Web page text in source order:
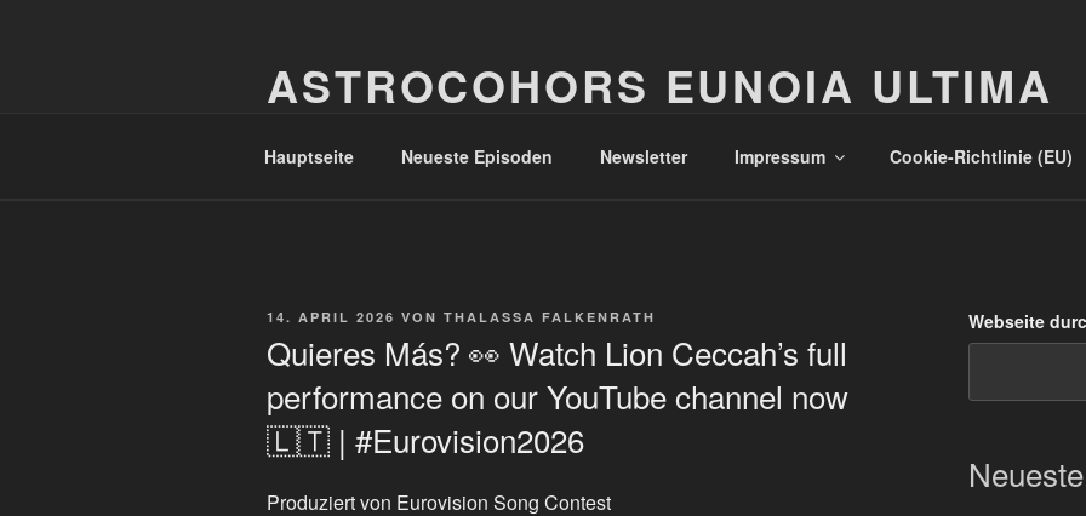
ASTROCOHORS EUNOIA ULTIMA
Hauptseite Neueste Episoden Newsletter Impressum Cookie-Richtlinie (EU)
VERÖFFENTLICHT
14. APRIL 2026 VON THALASSA FALKENRATH
Quieres Más? 👀 Watch Lion Ceccah’s full
performance on our YouTube channel now
🇱🇹 | #Eurovision2026
Produziert von Eurovision Song Contest
Webseite